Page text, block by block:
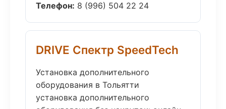
Телефон: 8 (996) 504 22 24
DRIVE Спектр SpeedTech
Установка дополнительного
оборудования в Тольятти
установка дополнительного